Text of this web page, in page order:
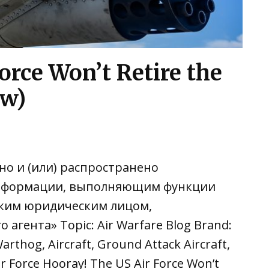
Won’t Retire the
и (или) распространено
выполняющим функции
юридическим лицом,
Topic: Air Warfare Blog Brand:
Aircraft, Ground Attack Aircraft,
Hooray! The US Air Force Won’t